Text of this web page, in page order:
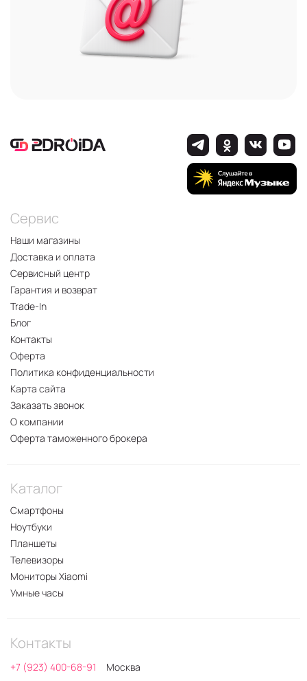
Сервис
Наши магазины
Доставка и оплата
Сервисный центр
Гарантия и возврат
Trade-In
Блог
Контакты
Оферта
Политика конфиденциальности
Карта сайта
Заказать звонок
О компании
Оферта таможенного брокера
Каталог
Смартфоны
Ноутбуки
Планшеты
Телевизоры
Мониторы Xiaomi
Умные часы
Контакты
+7 (923) 400-68-91 Москва